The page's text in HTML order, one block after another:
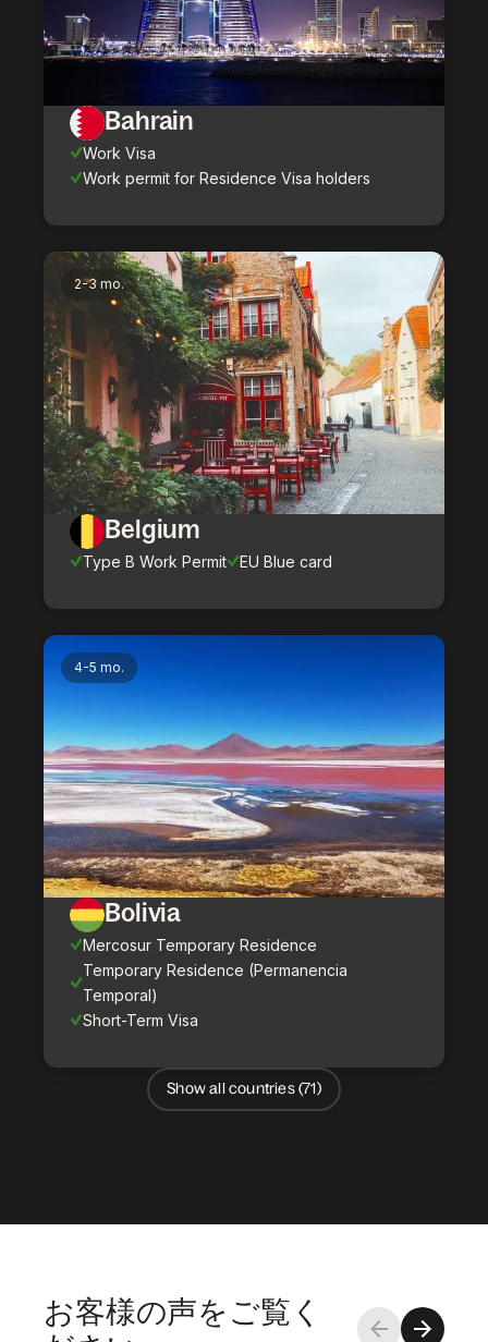
Bahrain
Work Visa
Work permit for Residence Visa holders
2-3 mo.
Belgium
Type B Work Permit EU Blue card
4-5 mo.
Bolivia
Mercosur Temporary Residence
Temporary Residence (Permanencia
Temporal)
Short-Term Visa
Show all countries (71)
お客様の声をご覧く